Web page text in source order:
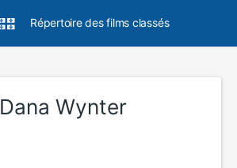
Répertoire des films classés
Dana Wynter